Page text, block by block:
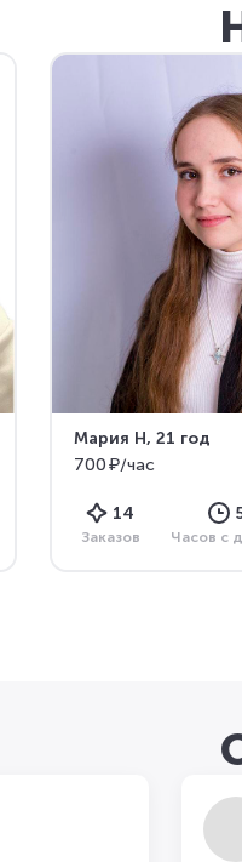
Мария Н, 21 год
700 ₽/час
14
Заказов Часов с